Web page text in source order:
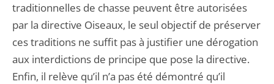
traditionnelles de chasse peuvent être autorisées
par la directive Oiseaux, le seul objectif de préserver
ces traditions ne suffit pas à justifier une dérogation
aux interdictions de principe que pose la directive.
Enfin, il relève qu’il n’a pas été démontré qu’il